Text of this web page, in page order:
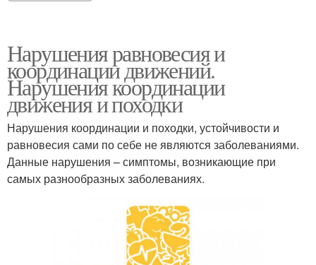
Нарушения равновесия и
координации движений.
Нарушения координации
движения и походки
Нарушения координации и походки, устойчивости и
равновесия сами по себе не являются заболеваниями.
Данные нарушения – симптомы, возникающие при
самых разнообразных заболеваниях.